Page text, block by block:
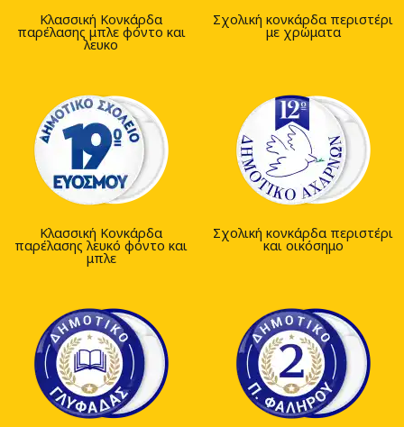
Κλασσική Κονκάρδα
παρέλασης μπλε φόντο και
λευκο
Σχολική κονκάρδα περιστέρι
με χρώματα
Κλασσική Κονκάρδα
παρέλασης λευκό φόντο και
μπλε
Σχολική κονκάρδα περιστέρι
και οικόσημο